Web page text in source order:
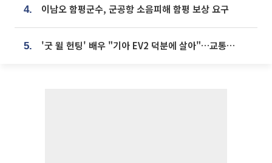
4. 이남오 함평군수, 군공항 소음피해 함평 보상 요구
5. '굿 윌 헌팅' 배우 "기아 EV2 덕분에 살아"…교통사고 후 안전성 극찬